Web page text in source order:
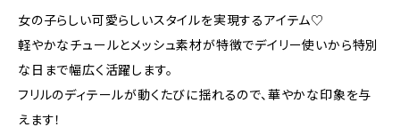
女の子らしい可愛らしいスタイルを実現するアイテム♡
軽やかなチュールとメッシュ素材が特徴でデイリー使いから特別
な日まで幅広く活躍します。
フリルのディテールが動くたびに揺れるので、華やかな印象を与
えます！